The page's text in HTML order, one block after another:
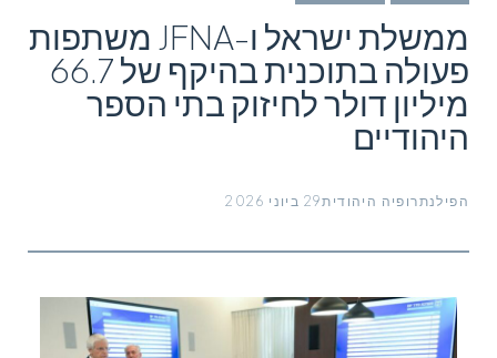
ממשלת ישראל ו-JFNA משתפות
פעולה בתוכנית בהיקף של 66.7
מיליון דולר לחיזוק בתי הספר
היהודיים
הפילנתרופיה היהודית29 ביוני 2026